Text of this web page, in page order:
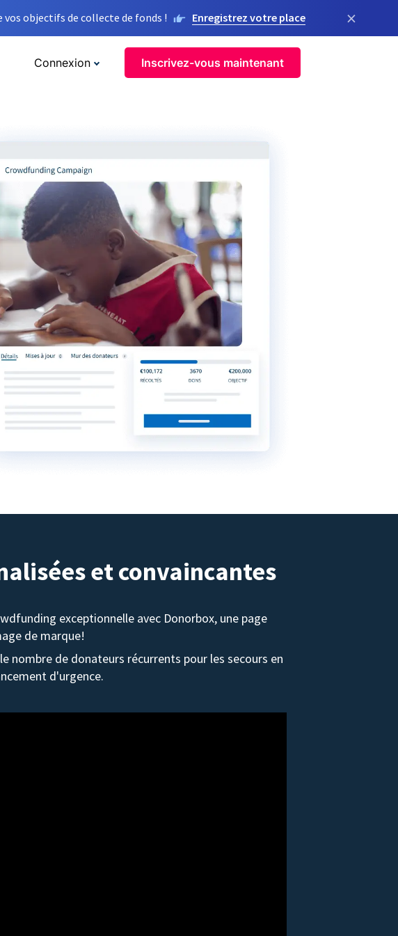
objectifs de collecte de fonds ! Enregistrez votre place ×
Connexion Inscrivez-vous maintenant
et convaincantes
exceptionnelle avec Donorbox, une page
de marque!
de donateurs récurrents pour les secours en
d'urgence.